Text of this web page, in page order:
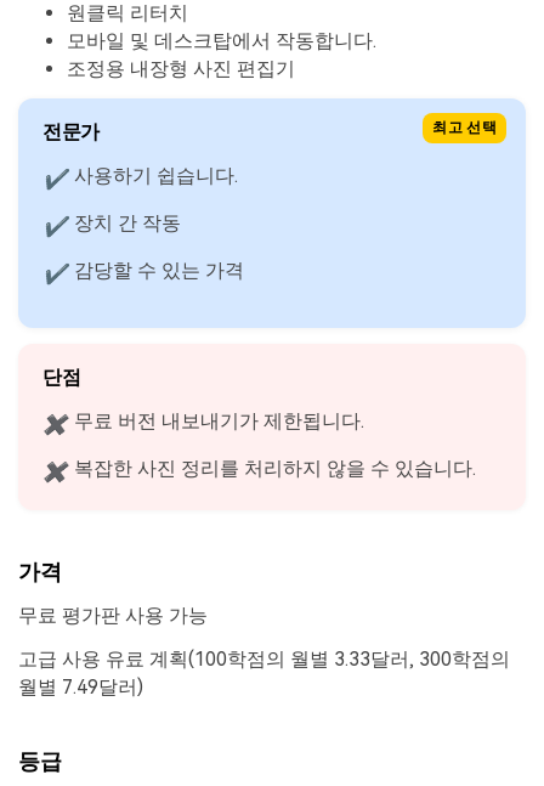
원클릭 리터치
모바일 및 데스크탑에서 작동합니다.
조정용 내장형 사진 편집기
최고 선택
전문가
✔ 사용하기 쉽습니다.
✔ 장치 간 작동
✔ 감당할 수 있는 가격
단점
✖ 무료 버전 내보내기가 제한됩니다.
✖ 복잡한 사진 정리를 처리하지 않을 수 있습니다.
가격
무료 평가판 사용 가능
고급 사용 유료 계획(100학점의 월별 3.33달러, 300학점의
월별 7.49달러)
등급